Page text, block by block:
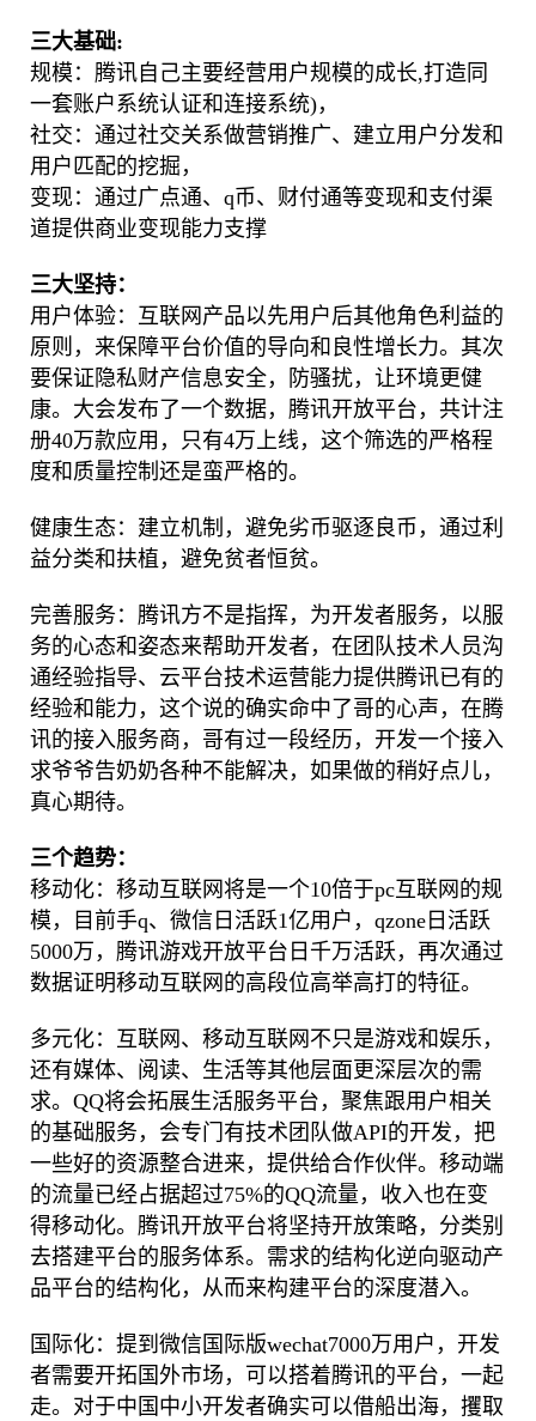
三大基础:
规模：腾讯自己主要经营用户规模的成长,打造同
一套账户系统认证和连接系统)，
社交：通过社交关系做营销推广、建立用户分发和
用户匹配的挖掘，
变现：通过广点通、q币、财付通等变现和支付渠
道提供商业变现能力支撑
三大坚持：
用户体验：互联网产品以先用户后其他角色利益的
原则，来保障平台价值的导向和良性增长力。其次
要保证隐私财产信息安全，防骚扰，让环境更健
康。大会发布了一个数据，腾讯开放平台，共计注
册40万款应用，只有4万上线，这个筛选的严格程
度和质量控制还是蛮严格的。
健康生态：建立机制，避免劣币驱逐良币，通过利
益分类和扶植，避免贫者恒贫。
完善服务：腾讯方不是指挥，为开发者服务，以服
务的心态和姿态来帮助开发者，在团队技术人员沟
通经验指导、云平台技术运营能力提供腾讯已有的
经验和能力，这个说的确实命中了哥的心声，在腾
讯的接入服务商，哥有过一段经历，开发一个接入
求爷爷告奶奶各种不能解决，如果做的稍好点儿，
真心期待。
三个趋势：
移动化：移动互联网将是一个10倍于pc互联网的规
模，目前手q、微信日活跃1亿用户，qzone日活跃
5000万，腾讯游戏开放平台日千万活跃，再次通过
数据证明移动互联网的高段位高举高打的特征。
多元化：互联网、移动互联网不只是游戏和娱乐，
还有媒体、阅读、生活等其他层面更深层次的需
求。QQ将会拓展生活服务平台，聚焦跟用户相关
的基础服务，会专门有技术团队做API的开发，把
一些好的资源整合进来，提供给合作伙伴。移动端
的流量已经占据超过75%的QQ流量，收入也在变
得移动化。腾讯开放平台将坚持开放策略，分类别
去搭建平台的服务体系。需求的结构化逆向驱动产
品平台的结构化，从而来构建平台的深度潜入。
国际化：提到微信国际版wechat7000万用户，开发
者需要开拓国外市场，可以搭着腾讯的平台，一起
走。对于中国中小开发者确实可以借船出海，攫取